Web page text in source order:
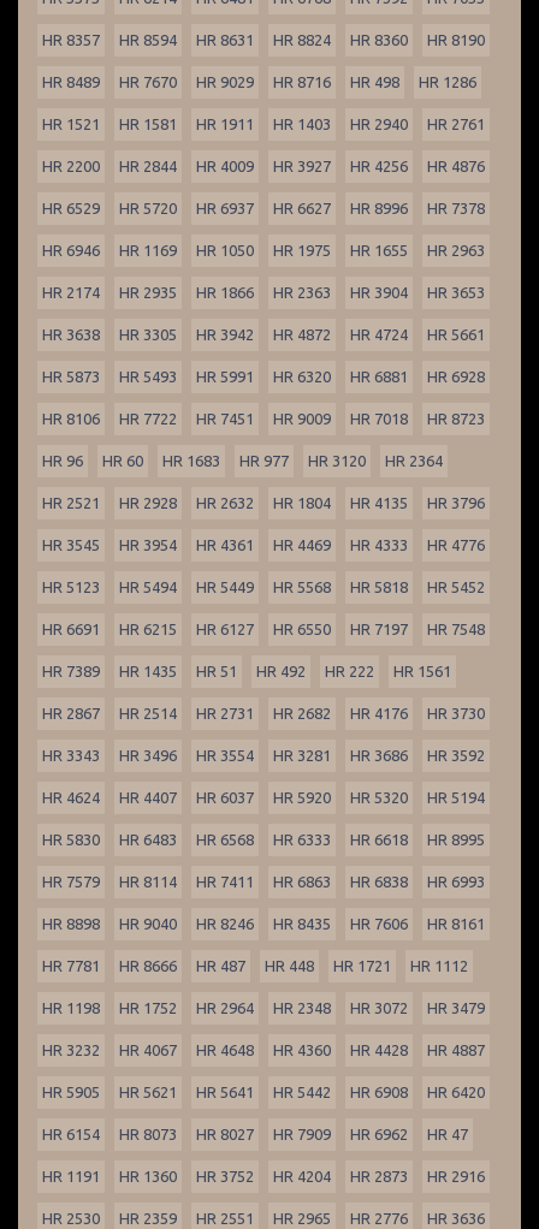
HR 8357 HR 8594 HR 8631 HR 8824 HR 8360 HR 8190
HR 8489 HR 7670 HR 9029 HR 8716 HR 498 HR 1286
HR 1521 HR 1581 HR 1911 HR 1403 HR 2940 HR 2761
HR 2200 HR 2844 HR 4009 HR 3927 HR 4256 HR 4876
HR 6529 HR 5720 HR 6937 HR 6627 HR 8996 HR 7378
HR 6946 HR 1169 HR 1050 HR 1975 HR 1655 HR 2963
HR 2174 HR 2935 HR 1866 HR 2363 HR 3904 HR 3653
HR 3638 HR 3305 HR 3942 HR 4872 HR 4724 HR 5661
HR 5873 HR 5493 HR 5991 HR 6320 HR 6881 HR 6928
HR 8106 HR 7722 HR 7451 HR 9009 HR 7018 HR 8723
HR 96 HR 60 HR 1683 HR 977 HR 3120 HR 2364
HR 2521 HR 2928 HR 2632 HR 1804 HR 4135 HR 3796
HR 3545 HR 3954 HR 4361 HR 4469 HR 4333 HR 4776
HR 5123 HR 5494 HR 5449 HR 5568 HR 5818 HR 5452
HR 6691 HR 6215 HR 6127 HR 6550 HR 7197 HR 7548
HR 7389 HR 1435 HR 51 HR 492 HR 222 HR 1561
HR 2867 HR 2514 HR 2731 HR 2682 HR 4176 HR 3730
HR 3343 HR 3496 HR 3554 HR 3281 HR 3686 HR 3592
HR 4624 HR 4407 HR 6037 HR 5920 HR 5320 HR 5194
HR 5830 HR 6483 HR 6568 HR 6333 HR 6618 HR 8995
HR 7579 HR 8114 HR 7411 HR 6863 HR 6838 HR 6993
HR 8898 HR 9040 HR 8246 HR 8435 HR 7606 HR 8161
HR 7781 HR 8666 HR 487 HR 448 HR 1721 HR 1112
HR 1198 HR 1752 HR 2964 HR 2348 HR 3072 HR 3479
HR 3232 HR 4067 HR 4648 HR 4360 HR 4428 HR 4887
HR 5905 HR 5621 HR 5641 HR 5442 HR 6908 HR 6420
HR 6154 HR 8073 HR 8027 HR 7909 HR 6962 HR 47
HR 1191 HR 1360 HR 3752 HR 4204 HR 2873 HR 2916
HR 2530 HR 2359 HR 2551 HR 2965 HR 2776 HR 3636